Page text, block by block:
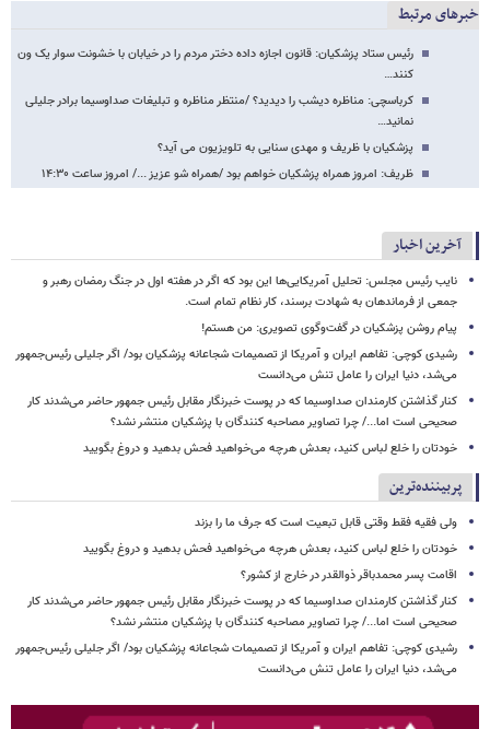
خبرهای مرتبط
رئیس ستاد پزشکیان: قانون اجازه داده دختر مردم را در خیابان با خشونت سوار یک ون
کنند…
کرباسچی: مناظره دیشب را دیدید؟ /منتظر مناظره و تبلیغات ⁧صداوسیما برادر ⁧جلیلی
⁩نمانید…
پزشکیان با ظریف و مهدی سنایی به تلویزیون می آید؟
ظریف: امروز همراه پزشکیان خواهم بود /همراه شو عزیز .../ امروز ساعت ۱۴:۳۰
آخرین اخبار
نایب رئیس مجلس: تحلیل آمریکایی‌ها این بود که اگر در هفته اول در جنگ رمضان رهبر و
جمعی از فرماندهان به شهادت برسند، کار نظام تمام است.
پیام روشن پزشکیان در گفت‌وگوی تصویری: من هستم!
رشیدی کوچی: تفاهم ایران و آمریکا از تصمیمات شجاعانه پزشکیان بود/ اگر جلیلی رئیس‌جمهور
می‌شد، دنیا ایران را عامل تنش می‌دانست
کنار گذاشتن کارمندان صداوسیما که در پوست خبرنگار مقابل رئیس جمهور حاضر می‌شدند کار
صحیحی است اما.../ چرا تصاویر مصاحبه کنندگان با پزشکیان منتشر نشد؟
خودتان را خلع لباس کنید، بعدش هرچه می‌خواهید فحش بدهید و دروغ بگویید
پربیننده‌ترین
ولی فقیه فقط وقتی قابل تبعیت است که جرف ما را بزند
خودتان را خلع لباس کنید، بعدش هرچه می‌خواهید فحش بدهید و دروغ بگویید
اقامت پسر محمدباقر ذوالقدر در خارج از کشور؟
کنار گذاشتن کارمندان صداوسیما که در پوست خبرنگار مقابل رئیس جمهور حاضر می‌شدند کار
صحیحی است اما.../ چرا تصاویر مصاحبه کنندگان با پزشکیان منتشر نشد؟
رشیدی کوچی: تفاهم ایران و آمریکا از تصمیمات شجاعانه پزشکیان بود/ اگر جلیلی رئیس‌جمهور
می‌شد، دنیا ایران را عامل تنش می‌دانست